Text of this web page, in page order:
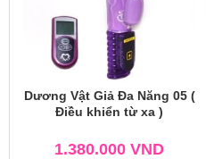
Dương Vật Giả Đa Năng 05 (
Điều khiển từ xa )
1.380.000 VND